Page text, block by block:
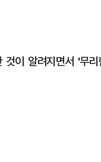
이 알려지면서 '무